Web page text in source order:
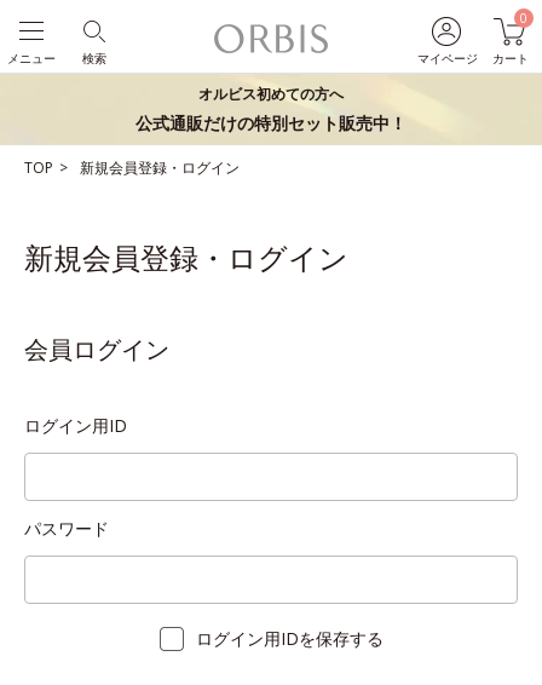
マイページ
0
カート
検索
メニュー
オルビス初めての方へ
公式通販だけの特別セット販売中！
TOP 新規会員登録・ログイン
新規会員登録・ログイン
会員ログイン
ログイン用ID
パスワード
ログイン用IDを保存する